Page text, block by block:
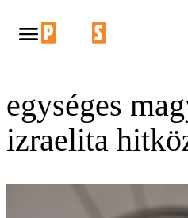
egységes
izraelita